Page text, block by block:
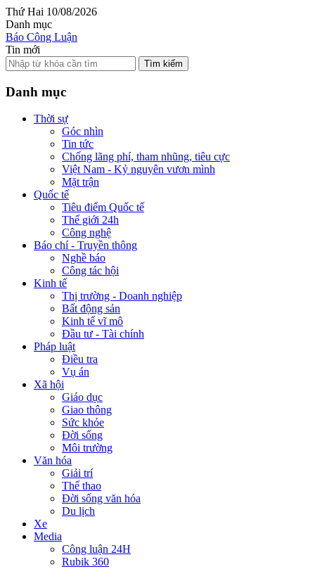
Thứ Hai 10/08/2026
Danh mục
Báo Công Luận
Tin mới
Tìm kiếm
Danh mục
Thời sự
Góc nhìn
Tin tức
Chống lãng phí, tham nhũng, tiêu cực
Việt Nam - Kỷ nguyên vươn mình
Mặt trận
Quốc tế
Tiêu điểm Quốc tế
Thế giới 24h
Công nghệ
Báo chí - Truyền thông
Nghề báo
Công tác hội
Kinh tế
Thị trường - Doanh nghiệp
Bất động sản
Kinh tế vĩ mô
Đầu tư - Tài chính
Pháp luật
Điều tra
Vụ án
Xã hội
Giáo dục
Giao thông
Sức khỏe
Đời sống
Môi trường
Văn hóa
Giải trí
Thể thao
Đời sống văn hóa
Du lịch
Xe
Media
Công luận 24H
Rubik 360